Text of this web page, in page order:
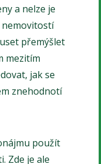
a nelze je
nemovitostí
přemýšlet
mezitím
jak se
znehodnotí
použít
Zde je ale